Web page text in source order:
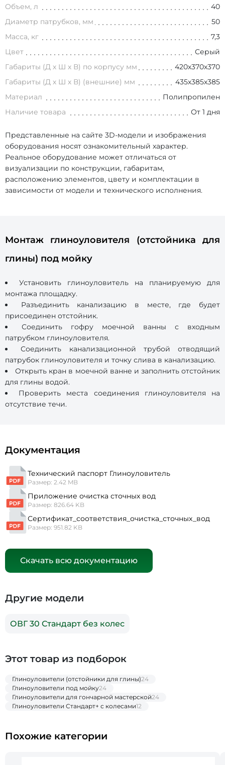
Объем, л
40
Диаметр патрубков, мм
50
Масса, кг
7,3
Цвет
Серый
Габариты (Д х Ш х В) по корпусу мм
420х370х370
Габариты (Д х Ш х В) (внешние) мм
435х385х385
Материал
Полипропилен
Наличие товара
От 1 дня
Представленные на сайте 3D-модели и изображения
оборудования носят ознакомительный характер.
Реальное оборудование может отличаться от
визуализации по конструкции, габаритам,
расположению элементов, цвету и комплектации в
зависимости от модели и технического исполнения.
Монтаж глиноуловителя (отстойника для
глины) под мойку
Установить глиноуловитель на планируемую для
монтажа площадку.
Разъединить канализацию в месте, где будет
присоединен отстойник.
Соединить гофру моечной ванны с входным
патрубком глиноуловителя.
Соединить канализационной трубой отводящий
патрубок глиноуловителя и точку слива в канализацию.
Открыть кран в моечной ванне и заполнить отстойник
для глины водой.
Проверить места соединения глиноуловителя на
отсутствие течи.
Документация
Технический паспорт Глиноуловитель
Размер: 2.42 MB
Приложение очистка сточных вод
Размер: 826.64 KB
Сертификат_соответствия_очистка_сточных_вод
Размер: 951.82 KB
Скачать всю документацию
Другие модели
ОВГ 30 Стандарт без колес
Этот товар из подборок
Глиноуловители (отстойники для глины)24
Глиноуловители под мойку24
Глиноуловители для гончарной мастерской24
Глиноуловители Стандарт+ с колесами12
Похожие категории